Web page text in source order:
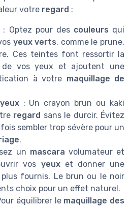
votre regard :
: Optez pour des couleurs qui
yeux verts, comme le prune,
Ces teintes font ressortir la
de vos yeux et ajoutent une
à votre maquillage de
: Un crayon brun ou kaki
regard sans le durcir. Évitez
sembler trop sévère pour un
.
un mascara volumateur et
vos yeuxet donner une
fournis. Le brun ou le noir
choix pour un effet naturel.
équilibrer le maquillage des